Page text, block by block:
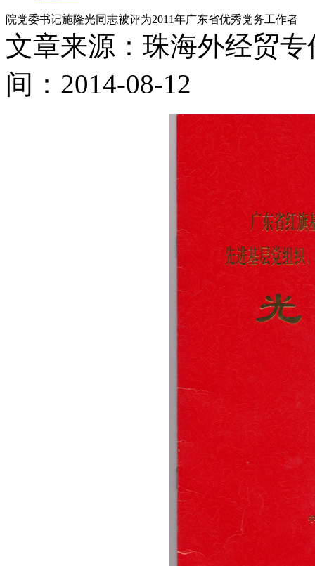
院党委书记施隆光同志被评为2011年广东省优秀党务工作者
文章来源：珠海外经贸
间：2014-08-12